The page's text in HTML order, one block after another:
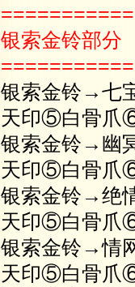
银索金铃部分
银索金铃→七
天印⑤白骨爪
银索金铃→幽
天印⑤白骨爪
银索金铃→绝
天印⑤白骨爪
银索金铃→情
天印⑤白骨爪